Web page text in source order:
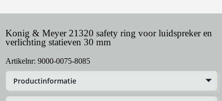
Konig & Meyer 21320 safety ring voor luidspreker en
verlichting statieven 30 mm
Artikelnr: 9000-0075-8085
Productinformatie